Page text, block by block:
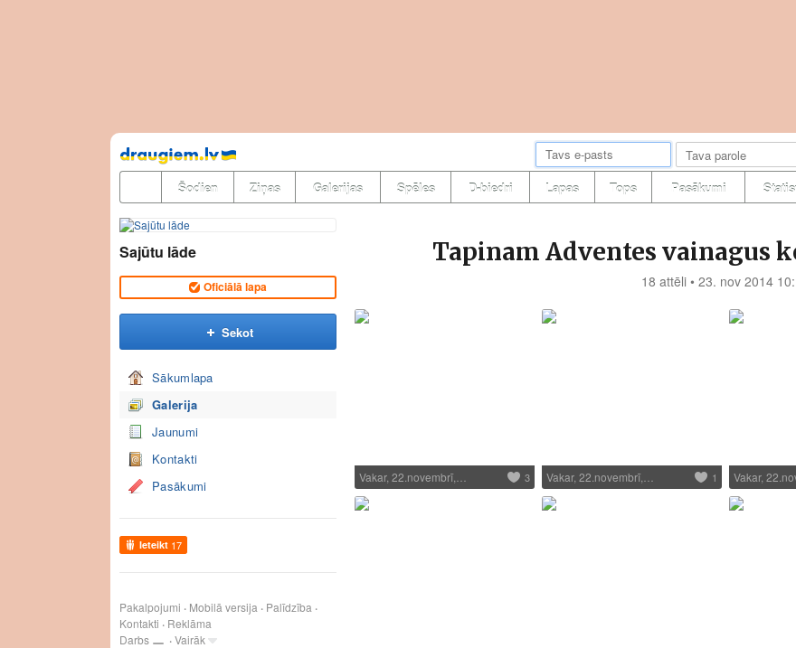
Pāriet
uz
saturu
Šodien Ziņas Galerijas Spēles D-biedri Lapas Tops Pasākumi
Sajūtu lāde
Oficiālā lapa
Sekot
Sākumlapa
Galerija
Jaunumi
Kontakti
Pasākumi
Ieteikt 17
Pakalpojumi Mobilā versija
Palīdzība
Kontakti
Reklāma
Darbs
Vairāk
Tapinam Adventes vainagus
18 attēli • 23. nov 2014
Vakar, 22.novembrī,… 3 Vakar, 22.novembrī,… 1 Vakar,